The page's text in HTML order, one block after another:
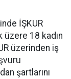
İŞKUR
üzere 18 kadın
üzerinden iş
şartlarını